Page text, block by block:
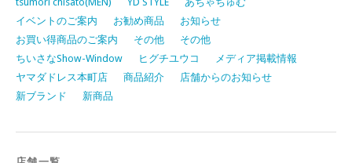
イベントのご案内
お勧め商品
お知らせ
お買い得商品のご案内
その他
その他
ちいさなShow-Window
ヒグチユウコ
メディア掲載情報
ヤマダドレス本町店
商品紹介
店舗からのお知らせ
新ブランド
新商品